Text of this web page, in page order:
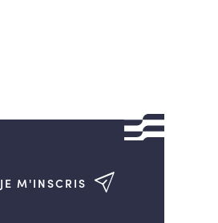
JE M'INSCRIS